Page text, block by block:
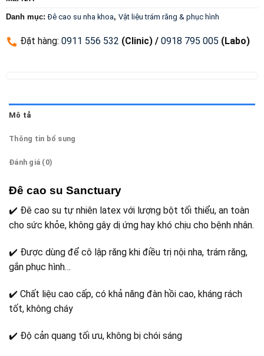
Danh mục:Đê cao su nha khoa, Vật liệu trám răng & phục hình
Đặt hàng: 0911 556 532 (Clinic) /0918 795 005 (Labo)
Mô tả
Thông tin bổ sung
Đánh giá (0)
Đê cao su Sanctuary
✔️ Đê cao su tự nhiên latex với lượng bột tối thiểu, an toàn
cho sức khỏe, không gây dị ứng hay khó chịu cho bệnh nhân.
✔️ Được dùng để cô lập răng khi điều trị nội nha, trám răng,
gắn phục hình…
✔️ Chất liệu cao cấp, có khả năng đàn hồi cao, kháng rách
tốt, không cháy
✔️ Độ cản quang tối ưu, không bị chói sáng